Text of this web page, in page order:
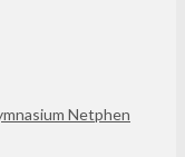
Netphen